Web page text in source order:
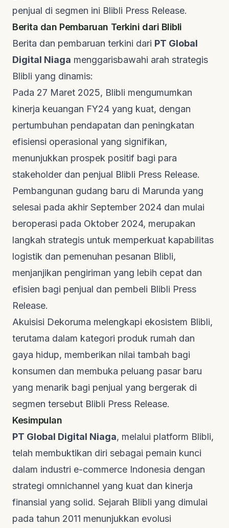
penjual di segmen ini Blibli Press Release.
Berita dan Pembaruan Terkini dari Blibli
Berita dan pembaruan terkini dari PT Global
Digital Niaga menggarisbawahi arah strategis
Blibli yang dinamis:
Pada 27 Maret 2025, Blibli mengumumkan
kinerja keuangan FY24 yang kuat, dengan
pertumbuhan pendapatan dan peningkatan
efisiensi operasional yang signifikan,
menunjukkan prospek positif bagi para
stakeholder dan penjual Blibli Press Release.
Pembangunan gudang baru di Marunda yang
selesai pada akhir September 2024 dan mulai
beroperasi pada Oktober 2024, merupakan
langkah strategis untuk memperkuat kapabilitas
logistik dan pemenuhan pesanan Blibli,
menjanjikan pengiriman yang lebih cepat dan
efisien bagi penjual dan pembeli Blibli Press
Release.
Akuisisi Dekoruma melengkapi ekosistem Blibli,
terutama dalam kategori produk rumah dan
gaya hidup, memberikan nilai tambah bagi
konsumen dan membuka peluang pasar baru
yang menarik bagi penjual yang bergerak di
segmen tersebut Blibli Press Release.
Kesimpulan
PT Global Digital Niaga, melalui platform Blibli,
telah membuktikan diri sebagai pemain kunci
dalam industri e-commerce Indonesia dengan
strategi omnichannel yang kuat dan kinerja
finansial yang solid. Sejarah Blibli yang dimulai
pada tahun 2011 menunjukkan evolusi